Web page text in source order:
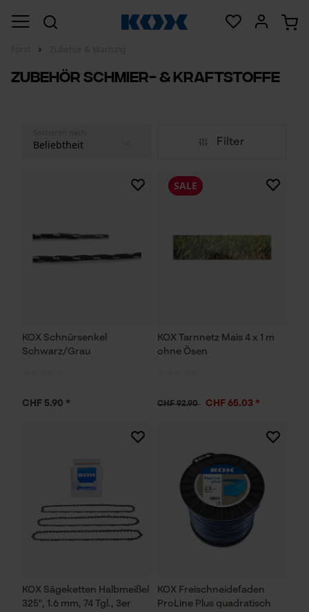
Zubehör Schmier- & Kraftstoffe
Filter
KOX Schnürsenkel
Schwarz/Grau
CHF 5.90 *
KOX Tarnnetz Mais 4 x 1 m
ohne Ösen
SALE
CHF 92.90 CHF 65.03 *
KOX Sägeketten Halbmeißel
325", 1.6 mm, 74 Tgl., 3er
KOX Freischneidefaden
ProLine Plus quadratisch